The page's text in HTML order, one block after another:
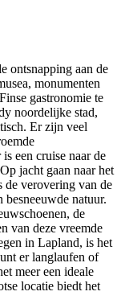
ontsnapping aan de
monumenten
gastronomie te
noordelijke stad,
Er zijn veel
een cruise naar de
jacht gaan naar het
de verovering van de
natuur.
de
van deze vreemde
in Lapland, is het
er langlaufen of
meer een ideale
locatie biedt het